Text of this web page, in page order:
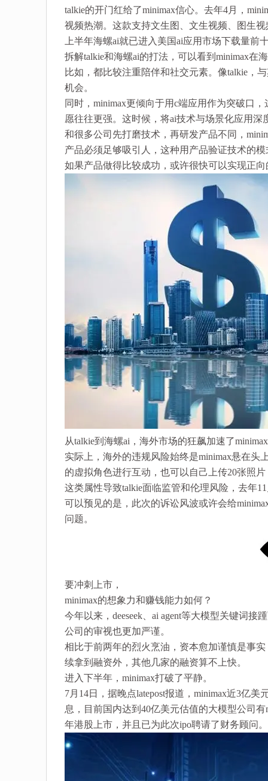
talkie的开门红给了minimax信心。去年4月，
视频热潮。这款支持文生图、文生视频、图生
上半年海螺ai就已进入美国ai应用市场下载量前
拆解talkie和海螺ai的打法，可以看到minimax在
比如，都比较注重陪伴和社交元素。像talkie，
机会。
同时，minimax更倾向于用c端应用作为突破口
愿往往更强。这时候，将ai技术与场景化应用
和很多公司先打磨技术，再研发产品不同，
产品必须足够吸引人，这种用产品验证技术的
如果产品做得比较成功，或许很快可以实现正
从talkie到海螺ai，海外市场的狂飙加速了
实际上，海外的违规风险始终是minimax悬在头
的虚拟角色进行互动，也可以自己上传20张照
这类属性导致talkie面临监管和伦理风险，去年
可以预见的是，此次的诉讼风波或许会给
问题。
要冲刺上市，
minimax的想象力和赚钱能力如何？
今年以来，deeseek、ai agent等大模型关键词
公司的审视也更加严谨。
相比于前两年的烈火烹油，资本愈加谨慎是事
续拿到融资外，其他几家的融资算不上快。
进入下半年，minimax打破了平静。
7月14日，据晚点latepost报道，minimax近3亿
息，目前国内达到40亿美元估值的大模型公司
年港股上市，并且已为此次ipo聘请了财务顾问。